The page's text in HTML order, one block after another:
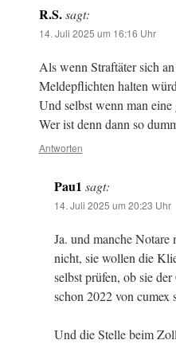
R.S. sagt:
14. Juli 2025 um 16:16 Uhr
Als wenn Straftäter sich
Meldepflichten halten
Und selbst wenn man
Wer ist denn dann so
Antworten
Pau1 sagt:
14. Juli 2025 um 20:23 Uhr
Ja. und manche
nicht, sie wollen die
selbst prüfen, ob sie
schon 2022 von cumex
Und die Stelle beim